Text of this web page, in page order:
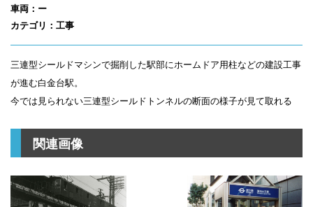
車両：ー
カテゴリ：工事
三連型シールドマシンで掘削した駅部にホームドア用柱などの建設工事
が進む白金台駅。
今では見られない三連型シールドトンネルの断面の様子が見て取れる
関連画像